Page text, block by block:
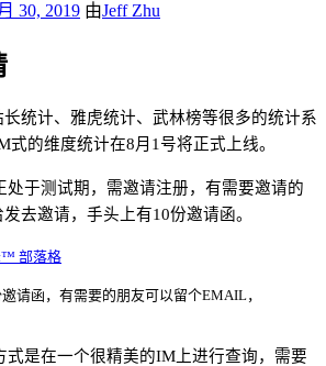
30, 2019 由Jeff Zhu
长统计、雅虎统计、武林榜等很多的统计系
式的维度统计在8月 1 号将正式上线。
于测试期，需邀请注册，有需要邀请的
发去邀请，手头上有10份邀请函。
™ 部落格
请函，有需要的朋友可以留个EMAIL，
是在一个很精美的IM 上进行查询，需要